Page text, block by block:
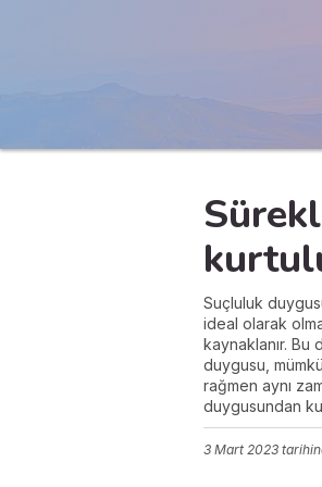
Suçluluk
ideal olarak
kaynaklanır. Bu
duygusu,
rağmen aynı
duygusundan
3 Mart 2023